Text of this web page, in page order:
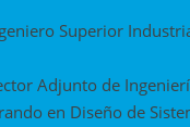
Superior
Adjunto de
en Diseño de